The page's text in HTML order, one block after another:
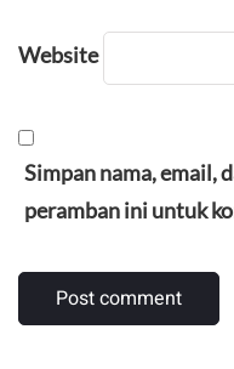
Website
Simpan nama, email,
peramban ini untuk